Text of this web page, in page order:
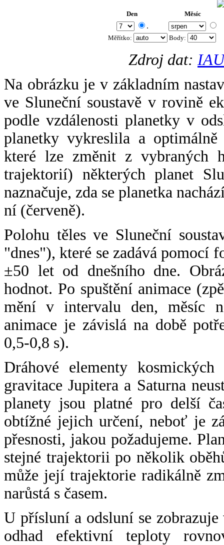
Den Měsíc
.
Měřítko: Body:
Zdroj dat:
Na obrázku je v základním
ve Sluneční soustavě v rovině
podle vzdálenosti planetky v
planetky vykreslila a
které lze změnit z vybraných
trajektorií) některých planet
naznačuje, zda se planetka
ní (červeně).
Polohu těles ve Sluneční
"dnes"), které se zadává pomocí
±50 let od dnešního dne.
hodnot. Po spuštění animace
mění v intervalu den, měsíc
animace je závislá na době
0,5-0,8 s).
Dráhové elementy
gravitace Jupitera a Saturna
planety jsou platné pro delší
obtížné jejich určení, neboť je
přesnosti, jakou požadujeme.
stejné trajektorii po několik
může její trajektorie radikálně
narůstá s časem.
U přísluní a odsluní se
odhad efektivní teploty